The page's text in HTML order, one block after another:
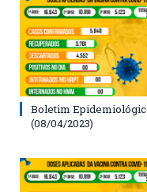
Boletim
(08/04/2023)